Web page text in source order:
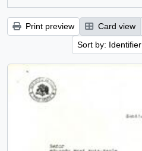
Print preview Card view
Sort by: Identifier